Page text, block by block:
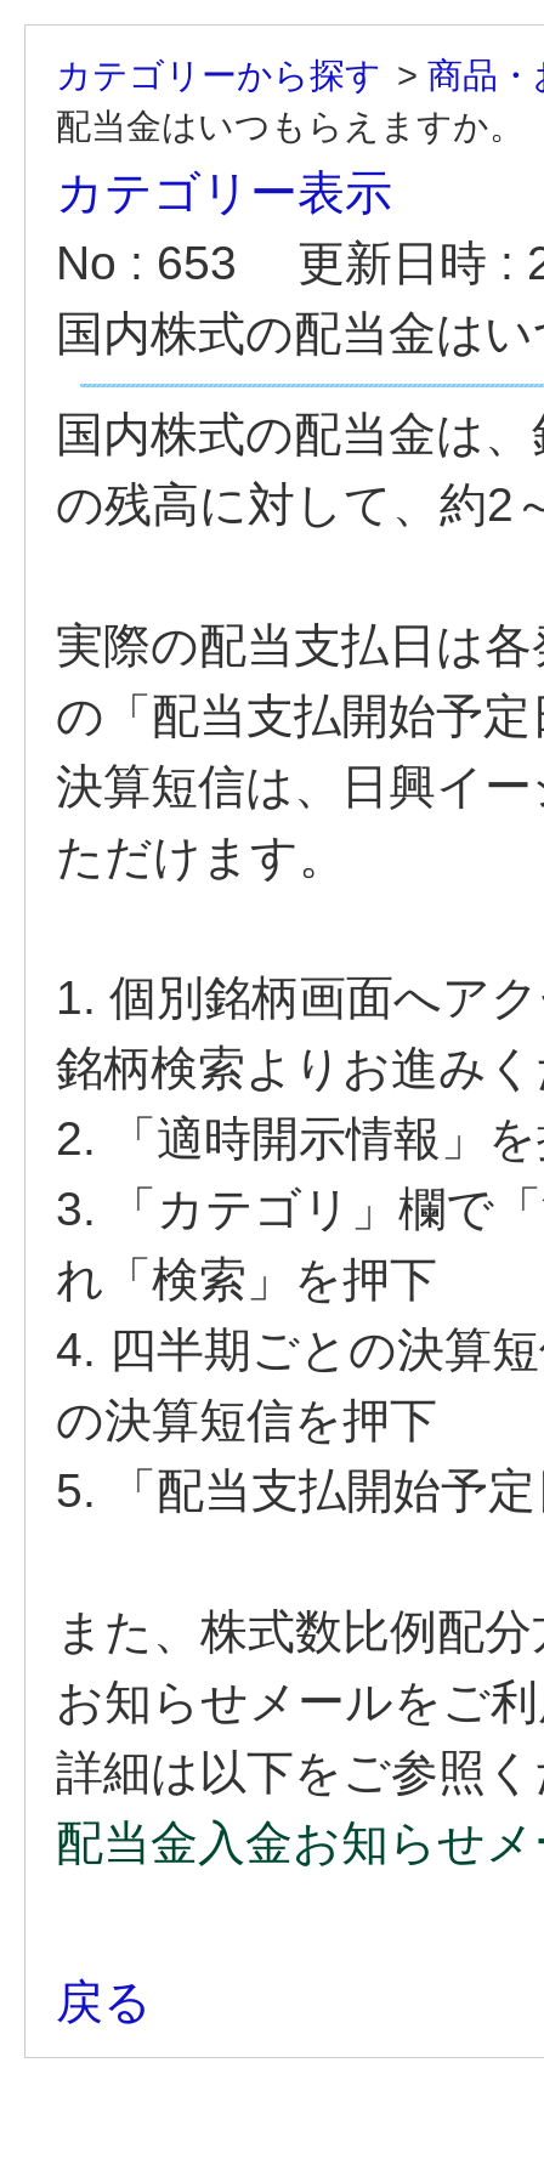
カテゴリーから探す > 商品・
配当金はいつもらえますか。
カテゴリー表示
No : 653
更新日時 :
国内株式の配当金は
国内株式の配当金は
の残高に対して、約2
実際の配当支払日は
の「配当支払開始予
決算短信は、日興イ
ただけます。
1. 個別銘柄画面へア
銘柄検索よりお進み
2. 「適時開示情報」
3. 「カテゴリ」欄で
れ「検索」を押下
4. 四半期ごとの決算
の決算短信を押下
5. 「配当支払開始予
また、株式数比例配
お知らせメールをご
詳細は以下をご参照
配当金入金お知らせ
戻る